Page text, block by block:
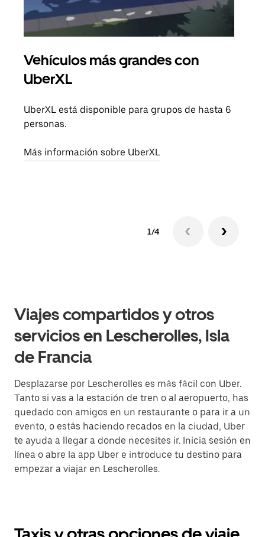
Vehículos más grandes con
UberXL
UberXL está disponible para grupos de hasta 6
personas.
Más información sobre UberXL
1/4
Viajes compartidos y otros
servicios en Lescherolles, Isla
de Francia
Desplazarse por Lescherolles es más fácil con Uber.
Tanto si vas a la estación de tren o al aeropuerto, has
quedado con amigos en un restaurante o para ir a un
evento, o estás haciendo recados en la ciudad, Uber
te ayuda a llegar a donde necesites ir. Inicia sesión en
línea o abre la app Uber e introduce tu destino para
empezar a viajar en Lescherolles.